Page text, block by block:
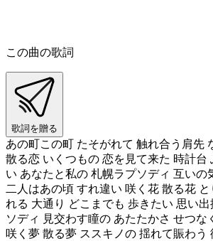
この曲の歌詞
歌詞を贈る
あの町この町 たそがれて 触れ合う肩先
散る恋 いくつもの 恋を見て来た 時計台
い あなたと私の 札幌ラプソディ 互いの
二人はあの頃 すれ違い 咲く花 散る花
れる 大通り どこまでも 歩きたい 思い
ソディ 見交わす瞳の あたたかさ せつな
咲く夢 散る夢 ススキノの 揺れて賑わう